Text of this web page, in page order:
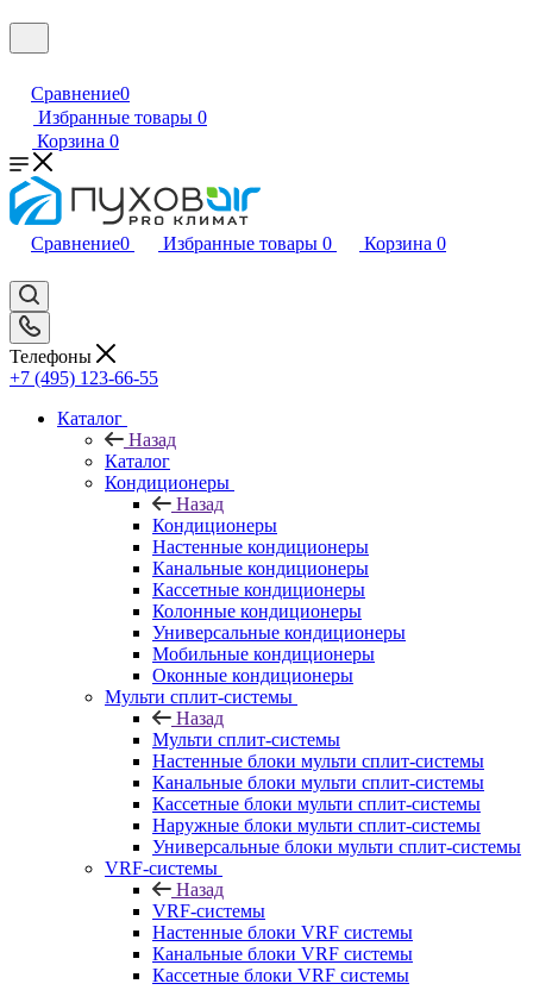
Сравнение0
Избранные товары 0
Корзина 0
Сравнение0 Избранные товары 0 Корзина 0
Телефоны
+7 (495) 123-66-55
Каталог
Назад
Каталог
Кондиционеры
Назад
Кондиционеры
Настенные кондиционеры
Канальные кондиционеры
Кассетные кондиционеры
Колонные кондиционеры
Универсальные кондиционеры
Мобильные кондиционеры
Оконные кондиционеры
Мульти сплит-системы
Назад
Мульти сплит-системы
Настенные блоки мульти сплит-системы
Канальные блоки мульти сплит-системы
Кассетные блоки мульти сплит-системы
Наружные блоки мульти сплит-системы
Универсальные блоки мульти сплит-системы
VRF-системы
Назад
VRF-системы
Настенные блоки VRF системы
Канальные блоки VRF системы
Кассетные блоки VRF системы